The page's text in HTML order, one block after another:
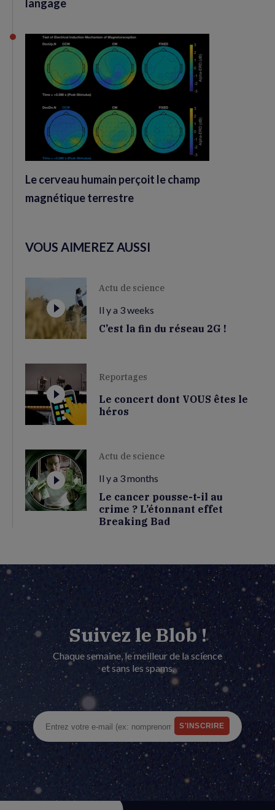
langage
Le cerveau humain perçoit le champ
magnétique terrestre
VOUS AIMEREZ AUSSI
Actu de science
Il y a 3 weeks
C’est la fin du réseau 2G !
Reportages
Le concert dont VOUS êtes le
héros
Actu de science
Il y a 3 months
Le cancer pousse-t-il au
crime ? L’étonnant effet
Breaking Bad
Suivez le Blob !
Chaque semaine, le meilleur de la science
et sans les spams.